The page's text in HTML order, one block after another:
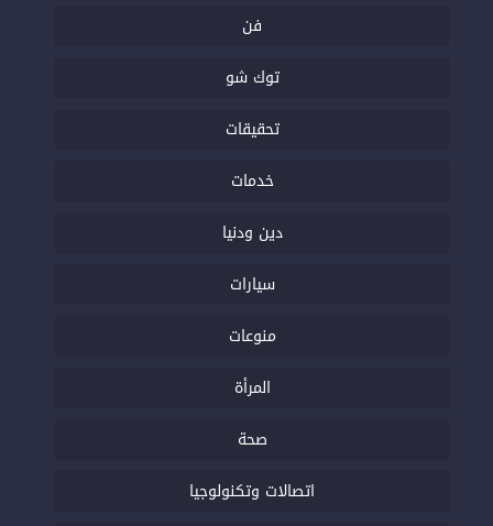
فن
توك شو
تحقيقات
خدمات
دين ودنيا
سيارات
منوعات
المرأة
صحة
اتصالات وتكنولوجيا